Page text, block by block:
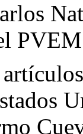
PVEM